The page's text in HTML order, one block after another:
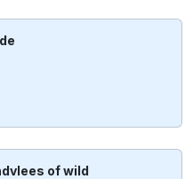
of wild